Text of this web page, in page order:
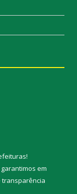
!
em
transparência